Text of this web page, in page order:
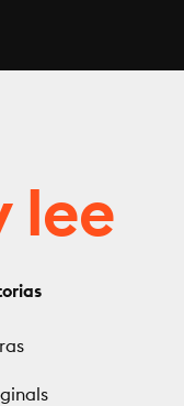
lee